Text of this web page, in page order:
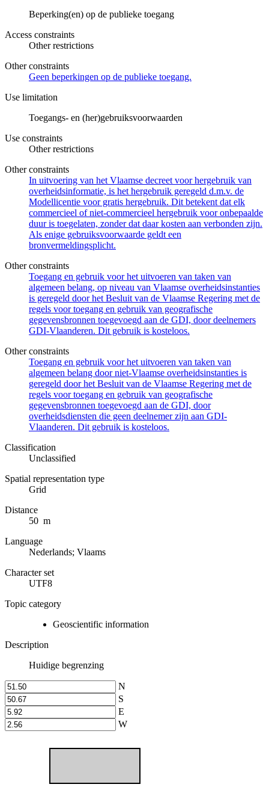
Beperking(en) op de publieke toegang
Access constraints
Other restrictions
Other constraints
Geen beperkingen op de publieke toegang.
Use limitation
Toegangs- en (her)gebruiksvoorwaarden
Use constraints
Other restrictions
Other constraints
In uitvoering van het Vlaamse decreet voor hergebruik van
overheidsinformatie, is het hergebruik geregeld d.m.v. de
Modellicentie voor gratis hergebruik. Dit betekent dat elk
commercieel of niet-commercieel hergebruik voor onbepaalde
duur is toegelaten, zonder dat daar kosten aan verbonden zijn.
Als enige gebruiksvoorwaarde geldt een
bronvermeldingsplicht.
Other constraints
Toegang en gebruik voor het uitvoeren van taken van
algemeen belang, op niveau van Vlaamse overheidsinstanties
is geregeld door het Besluit van de Vlaamse Regering met de
regels voor toegang en gebruik van geografische
gegevensbronnen toegevoegd aan de GDI, door deelnemers
GDI-Vlaanderen. Dit gebruik is kosteloos.
Other constraints
Toegang en gebruik voor het uitvoeren van taken van
algemeen belang door niet-Vlaamse overheidsinstanties is
geregeld door het Besluit van de Vlaamse Regering met de
regels voor toegang en gebruik van geografische
gegevensbronnen toegevoegd aan de GDI, door
overheidsdiensten die geen deelnemer zijn aan GDI-
Vlaanderen. Dit gebruik is kosteloos.
Classification
Unclassified
Spatial representation type
Grid
Distance
50 m
Language
Nederlands; Vlaams
Character set
UTF8
Topic category
Geoscientific information
Description
Huidige begrenzing
N
S
E
W